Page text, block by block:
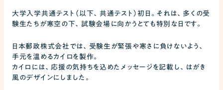
大学入学共通テスト（以下、共通テスト）初日。それは、多くの受
験生たちが寒空の下、試験会場に向かうとても特別な日です。
日本郵政株式会社では、受験生が緊張や寒さに負けないよう、
手元を温めるカイロを製作。
カイロには、応援の気持ちを込めたメッセージを記載し、はがき
風のデザインにしました。